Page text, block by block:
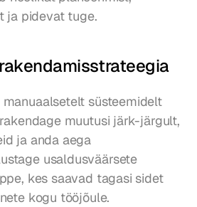
ja pidevat tuge.
manuaalsetelt süsteemidelt
muutusi järk-järgult,
ja anda aega
usaldusväärsete
kes saavad tagasi sidet
kogu tööjõule.